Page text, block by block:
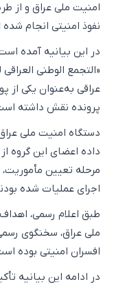
امنیت ملی عراق و از
نفوذ امنیتی انجام
در این بیانیه آمده
«التجمع الوطنی
عراقی به‌عنوان یکی
پرونده نقش داشته
دستگاه امنیت ملی
داده اعضای این گروه
مرحله تعیین
اجرای عملیات شده
طبق اعلام رسمی،
ملی عراق، سخنگوی
افسران امنیتی بوده
در ادامه این بیانیه